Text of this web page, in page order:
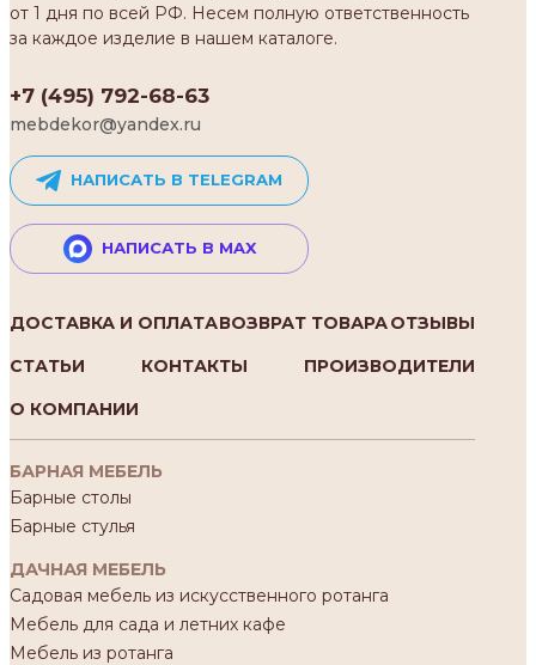
от 1 дня по всей РФ. Несем полную ответственность
за каждое изделие в нашем каталоге.
+7 (495) 792-68-63
mebdekor@yandex.ru
НАПИСАТЬ В TELEGRAM
НАПИСАТЬ В MAX
ДОСТАВКА И ОПЛАТАВОЗВРАТ ТОВАРАОТЗЫВЫ
СТАТЬИ
КОНТАКТЫ
ПРОИЗВОДИТЕЛИ
О КОМПАНИИ
БАРНАЯ МЕБЕЛЬ
Барные столы
Барные стулья
ДАЧНАЯ МЕБЕЛЬ
Садовая мебель из искусственного ротанга
Мебель для сада и летних кафе
Мебель из ротанга